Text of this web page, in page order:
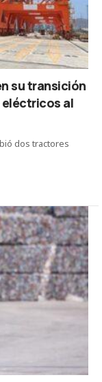
su transición
al
dos tractores